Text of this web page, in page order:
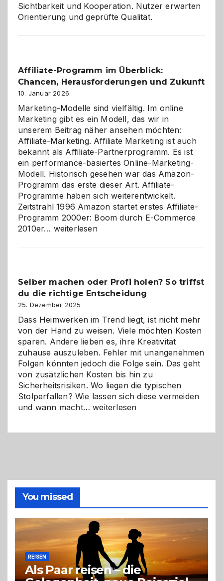
Sichtbarkeit und Kooperation. Nutzer erwarten
Orientierung und geprüfte Qualität.
Affiliate-Programm im Überblick:
Chancen, Herausforderungen und Zukunft
10. Januar 2026
Marketing-Modelle sind vielfältig. Im online
Marketing gibt es ein Modell, das wir in
unserem Beitrag näher ansehen möchten:
Affiliate-Marketing. Affiliate Marketing ist auch
bekannt als Affiliate-Partnerprogramm. Es ist
ein performance-basiertes Online-Marketing-
Modell. Historisch gesehen war das Amazon-
Programm das erste dieser Art. Affiliate-
Programme haben sich weiterentwickelt.
Zeitstrahl 1996 Amazon startet erstes Affiliate-
Programm 2000er: Boom durch E-Commerce
2010er… Affiliate-
Herausforderungen
und
Zukunft
weiterlesen
Selber machen oder Profi holen? So triffst
du die richtige Entscheidung
25. Dezember 2025
Dass Heimwerken im Trend liegt, ist nicht mehr
von der Hand zu weisen. Viele möchten Kosten
sparen. Andere lieben es, ihre Kreativität
zuhause auszuleben. Fehler mit unangenehmen
Folgen könnten jedoch die Folge sein. Das geht
von zusätzlichen Kosten bis hin zu
Sicherheitsrisiken. Wo liegen die typischen
Stolperfallen? Wie lassen sich diese vermeiden
und wann macht…Selber
richtige
Entscheidung
weiterlesen
You missed
REISEN
Als Paar reisen – die